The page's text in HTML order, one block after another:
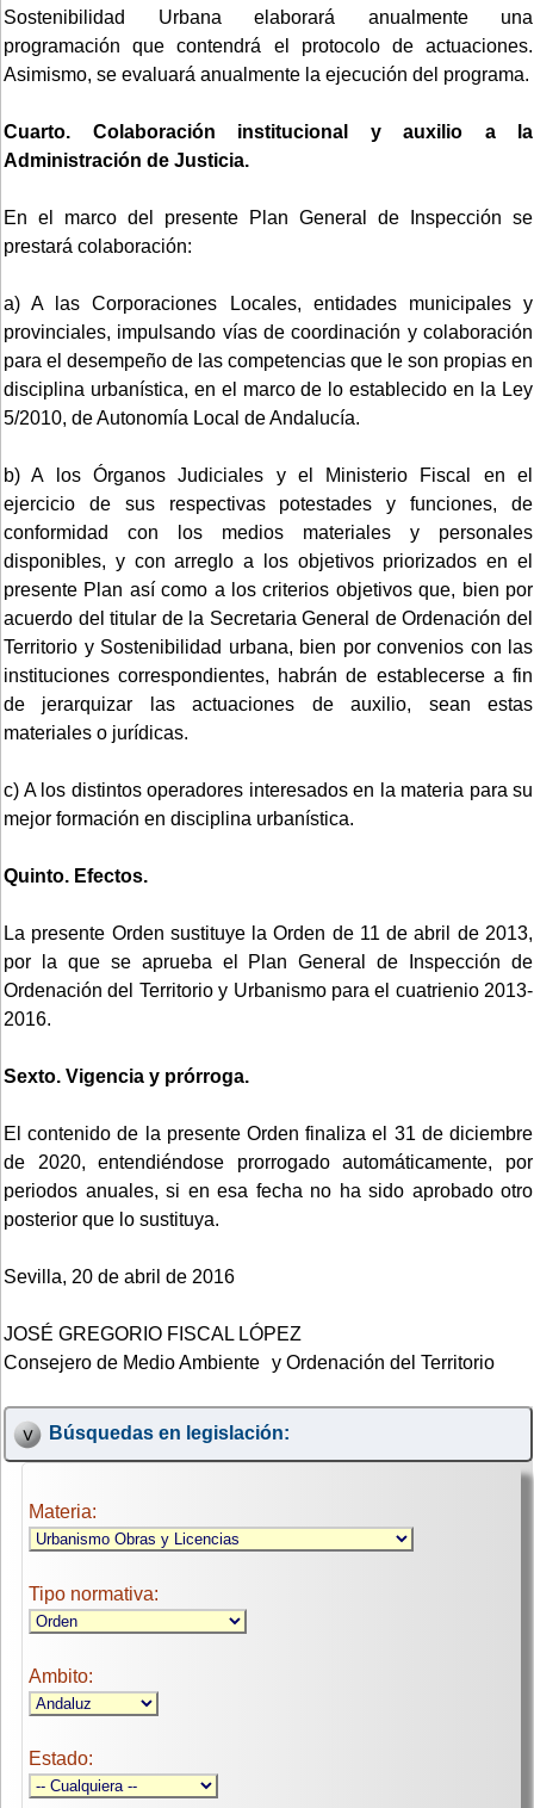
Sostenibilidad Urbana elaborará anualmente una
programación que contendrá el protocolo de actuaciones.
Asimismo, se evaluará anualmente la ejecución del programa.
Cuarto. Colaboración institucional y auxilio a la
Administración de Justicia.
En el marco del presente Plan General de Inspección se
prestará colaboración:
a) A las Corporaciones Locales, entidades municipales y
provinciales, impulsando vías de coordinación y colaboración
para el desempeño de las competencias que le son propias en
disciplina urbanística, en el marco de lo establecido en la Ley
5/2010, de Autonomía Local de Andalucía.
b) A los Órganos Judiciales y el Ministerio Fiscal en el
ejercicio de sus respectivas potestades y funciones, de
conformidad con los medios materiales y personales
disponibles, y con arreglo a los objetivos priorizados en el
presente Plan así como a los criterios objetivos que, bien por
acuerdo del titular de la Secretaria General de Ordenación del
Territorio y Sostenibilidad urbana, bien por convenios con las
instituciones correspondientes, habrán de establecerse a fin
de jerarquizar las actuaciones de auxilio, sean estas
materiales o jurídicas.
c) A los distintos operadores interesados en la materia para su
mejor formación en disciplina urbanística.
Quinto. Efectos.
La presente Orden sustituye la Orden de 11 de abril de 2013,
por la que se aprueba el Plan General de Inspección de
Ordenación del Territorio y Urbanismo para el cuatrienio 2013-
2016.
Sexto. Vigencia y prórroga.
El contenido de la presente Orden finaliza el 31 de diciembre
de 2020, entendiéndose prorrogado automáticamente, por
periodos anuales, si en esa fecha no ha sido aprobado otro
posterior que lo sustituya.
Sevilla, 20 de abril de 2016
JOSÉ GREGORIO FISCAL LÓPEZ
Consejero de Medio Ambiente y Ordenación del Territorio
Búsquedas en legislación:
Materia:
Tipo normativa:
Ambito:
Estado: